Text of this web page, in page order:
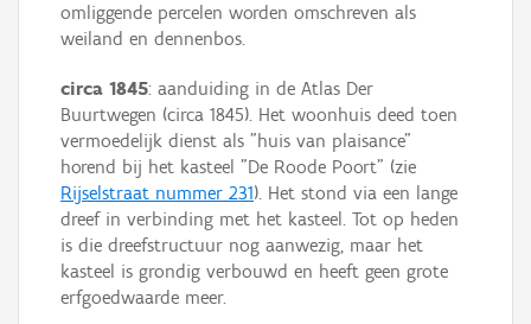
omliggende percelen worden omschreven als
weiland en dennenbos.
circa 1845: aanduiding in de Atlas Der
Buurtwegen (circa 1845). Het woonhuis deed toen
vermoedelijk dienst als "huis van plaisance"
horend bij het kasteel "De Roode Poort" (zie
Rijselstraat nummer 231). Het stond via een lange
dreef in verbinding met het kasteel. Tot op heden
is die dreefstructuur nog aanwezig, maar het
kasteel is grondig verbouwd en heeft geen grote
erfgoedwaarde meer.